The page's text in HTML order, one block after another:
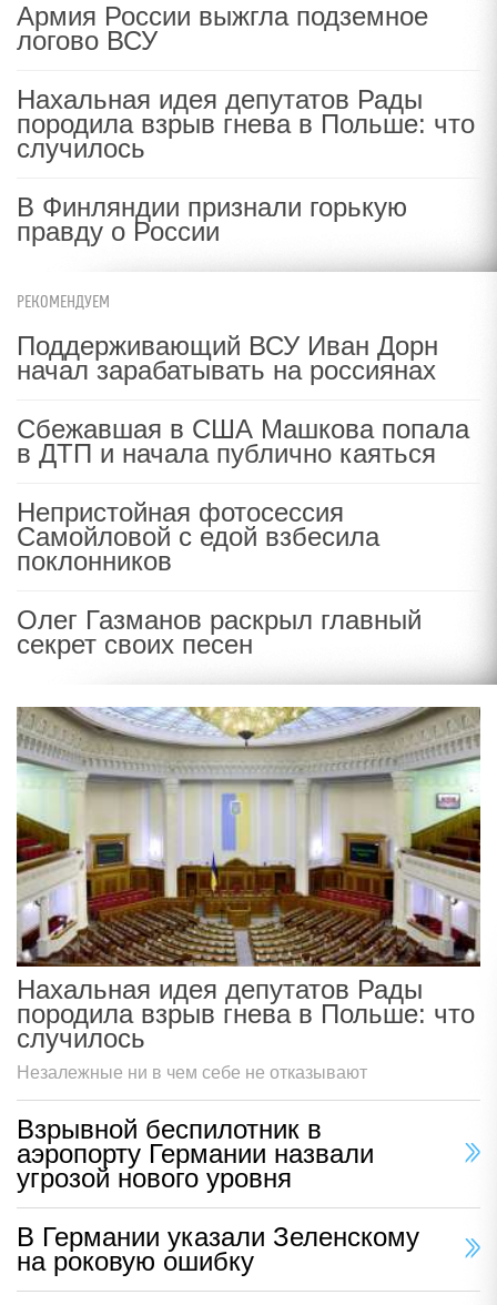
Армия России выжгла подземное
логово ВСУ
Нахальная идея депутатов Рады
породила взрыв гнева в Польше: что
случилось
В Финляндии признали горькую
правду о России
РЕКОМЕНДУЕМ
Поддерживающий ВСУ Иван Дорн
начал зарабатывать на россиянах
Сбежавшая в США Машкова попала
в ДТП и начала публично каяться
Непристойная фотосессия
Самойловой с едой взбесила
поклонников
Олег Газманов раскрыл главный
секрет своих песен
Нахальная идея депутатов Рады
породила взрыв гнева в Польше: что
случилось
Незалежные ни в чем себе не отказывают
Взрывной беспилотник в
аэропорту Германии назвали
угрозой нового уровня
В Германии указали Зеленскому
на роковую ошибку